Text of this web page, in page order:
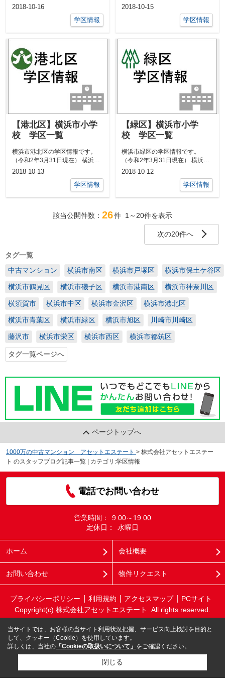
磯子区のマンション情報はこちら
2018-10-16
学区情報
金沢区のマンション情報はこちら
2018-10-15
学区情報
【港北区】横浜市小学
校 学区一覧
横浜市港北区の学区情報です。
（令和2年3月31日現在） 横浜市
港北区のマンション情報はこちら
2018-10-13
学区情報
【緑区】横浜市小学
校 学区一覧
横浜市緑区の学区情報です。
（令和2年3月31日現在） 横浜市
緑区のマンション情報はこちら
2018-10-12
学区情報
該当公開件数： 26件 1～20件を表示
次の20件へ
タグ一覧
中古マンション
横浜市南区 横浜市戸塚区 横浜市保土ケ谷区
横浜市鶴見区 横浜市磯子区 横浜市港南区 横浜市神奈川区
横須賀市 横浜市中区 横浜市金沢区 横浜市港北区
横浜市青葉区 横浜市緑区 横浜市旭区 川崎市川崎区
藤沢市 横浜市栄区 横浜市西区 横浜市都筑区
タグ一覧ページへ
ページトップへ
1000万の中古マンション アセットエステート > 株式会社アセットエステー
ト のスタッフブログ記事一覧 | カテゴリ:学区情報
電話でお問い合わせ
営業時間：
9:00～19:00
定休日：
水曜日
ホーム 会社概要
お問い合わせ 物件リクエスト
プライバシーポリシー 利用規約 アクセスマップ
PCサイト
Copyright(c) 株式会社アセットエステート All rights reserved.
当サイトでは、お客様の当サイト利用状況把握、サービス向上検討を目的と
して、クッキー（Cookie）を使用しています。
詳しくは、当社の 「Cookieの取扱いについて」 をご確認ください。
閉じる